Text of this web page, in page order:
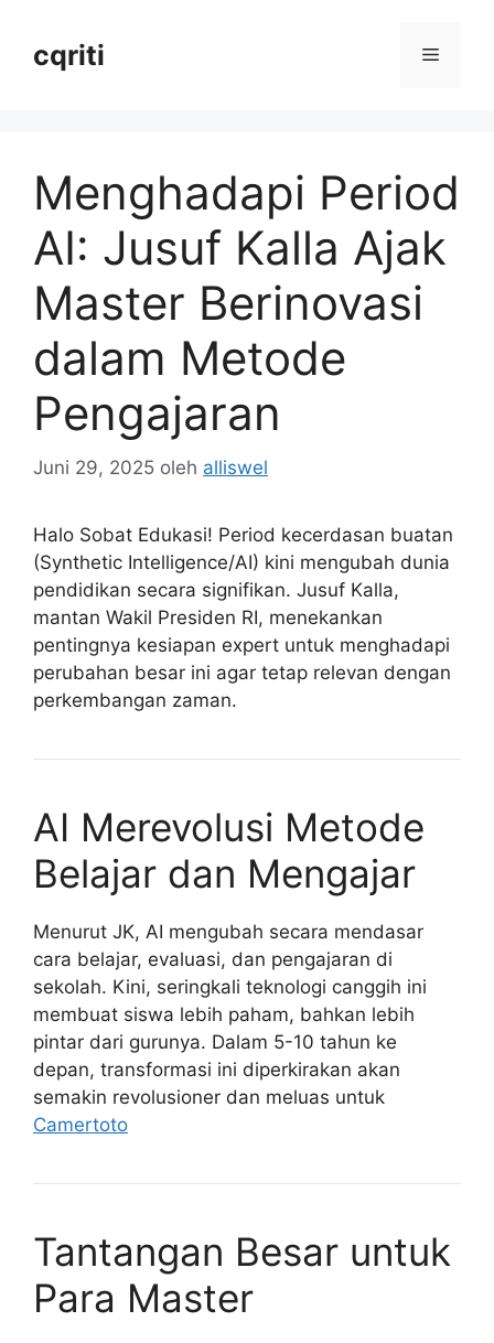
cqriti Menu
Menghadapi Period
AI: Jusuf Kalla Ajak
Master Berinovasi
dalam Metode
Pengajaran
Juni 29, 2025 oleh alliswel
Halo Sobat Edukasi! Period kecerdasan buatan
(Synthetic Intelligence/AI) kini mengubah dunia
pendidikan secara signifikan. Jusuf Kalla,
mantan Wakil Presiden RI, menekankan
pentingnya kesiapan expert untuk menghadapi
perubahan besar ini agar tetap relevan dengan
perkembangan zaman.
AI Merevolusi Metode
Belajar dan Mengajar
Menurut JK, AI mengubah secara mendasar
cara belajar, evaluasi, dan pengajaran di
sekolah. Kini, seringkali teknologi canggih ini
membuat siswa lebih paham, bahkan lebih
pintar dari gurunya. Dalam 5-10 tahun ke
depan, transformasi ini diperkirakan akan
semakin revolusioner dan meluas untuk
Camertoto
Tantangan Besar untuk
Para Master